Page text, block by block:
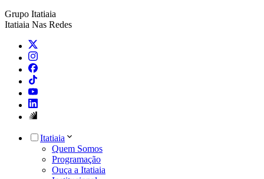
Grupo Itatiaia
Itatiaia Nas Redes
Itatiaia
Quem Somos
Programação
Ouça a Itatiaia